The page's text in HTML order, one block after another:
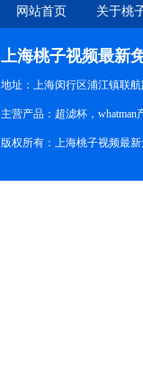
网站首页 关于桃
新免
上海桃子视频最新
地址：上海闵行区浦江镇联航
主营产品：超滤杯，
版权所有：上海桃子视频最